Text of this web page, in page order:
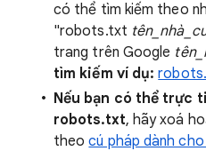
có thể tìm kiếm theo
"robots.txt
trang trên Google
tìm kiếm ví dụ:
Nếu bạn có thể trực
robots.txt, hãy xoá
theocú pháp dành